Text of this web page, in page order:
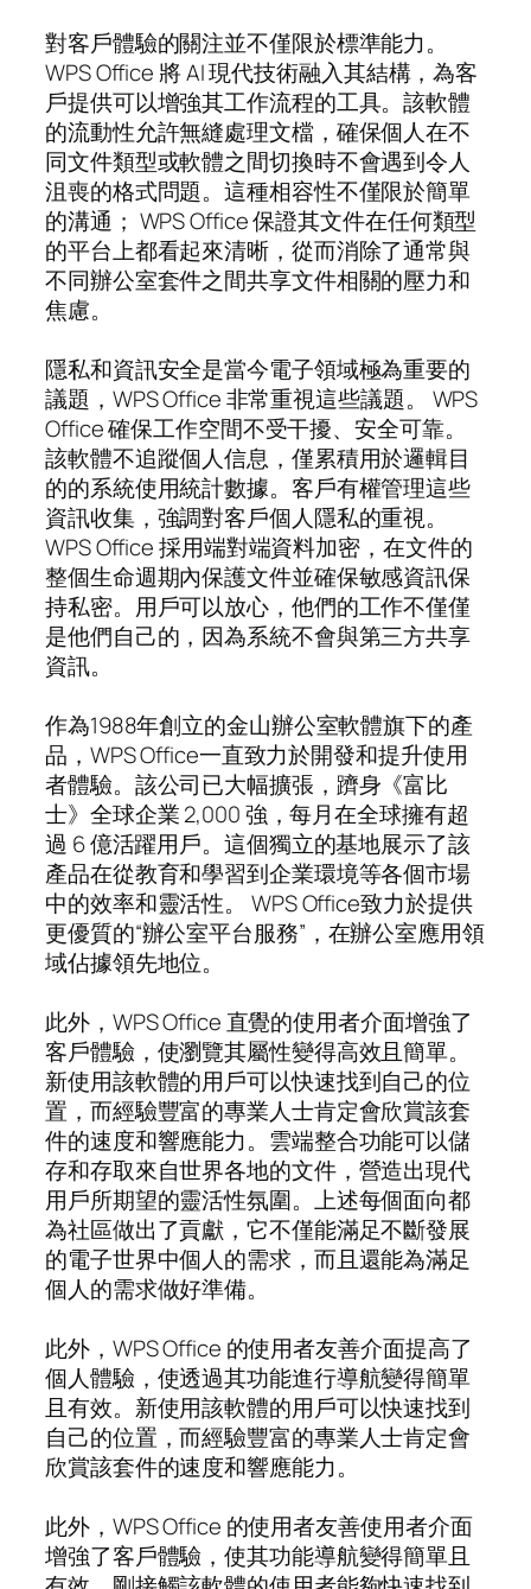
對客戶體驗的關注並不僅限於標準能力。
WPS Office 將 AI 現代技術融入其結構，為客
戶提供可以增強其工作流程的工具。該軟體
的流動性允許無縫處理文檔，確保個人在不
同文件類型或軟體之間切換時不會遇到令人
沮喪的格式問題。這種相容性不僅限於簡單
的溝通； WPS Office 保證其文件在任何類型
的平台上都看起來清晰，從而消除了通常與
不同辦公室套件之間共享文件相關的壓力和
焦慮。
隱私和資訊安全是當今電子領域極為重要的
議題，WPS Office 非常重視這些議題。 WPS
Office 確保工作空間不受干擾、安全可靠。
該軟體不追蹤個人信息，僅累積用於邏輯目
的的系統使用統計數據。客戶有權管理這些
資訊收集，強調對客戶個人隱私的重視。
WPS Office 採用端對端資料加密，在文件的
整個生命週期內保護文件並確保敏感資訊保
持私密。用戶可以放心，他們的工作不僅僅
是他們自己的，因為系統不會與第三方共享
資訊。
作為1988年創立的金山辦公室軟體旗下的產
品，WPS Office一直致力於開發和提升使用
者體驗。該公司已大幅擴張，躋身《富比
士》全球企業 2,000 強，每月在全球擁有超
過 6 億活躍用戶。這個獨立的基地展示了該
產品在從教育和學習到企業環境等各個市場
中的效率和靈活性。 WPS Office致力於提供
更優質的“辦公室平台服務”，在辦公室應用領
域佔據領先地位。
此外，WPS Office 直覺的使用者介面增強了
客戶體驗，使瀏覽其屬性變得高效且簡單。
新使用該軟體的用戶可以快速找到自己的位
置，而經驗豐富的專業人士肯定會欣賞該套
件的速度和響應能力。雲端整合功能可以儲
存和存取來自世界各地的文件，營造出現代
用戶所期望的靈活性氛圍。上述每個面向都
為社區做出了貢獻，它不僅能滿足不斷發展
的電子世界中個人的需求，而且還能為滿足
個人的需求做好準備。
此外，WPS Office 的使用者友善介面提高了
個人體驗，使透過其功能進行導航變得簡單
且有效。新使用該軟體的用戶可以快速找到
自己的位置，而經驗豐富的專業人士肯定會
欣賞該套件的速度和響應能力。
此外，WPS Office 的使用者友善使用者介面
增強了客戶體驗，使其功能導航變得簡單且